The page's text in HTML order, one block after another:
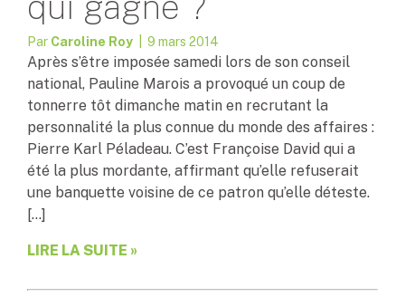
Par Caroline Roy | 9 mars 2014
Après s’être imposée samedi lors de son conseil
national, Pauline Marois a provoqué un coup de
tonnerre tôt dimanche matin en recrutant la
personnalité la plus connue du monde des affaires :
Pierre Karl Péladeau. C’est Françoise David qui a
été la plus mordante, affirmant qu’elle refuserait
une banquette voisine de ce patron qu’elle déteste.
[…]
LIRE LA SUITE »